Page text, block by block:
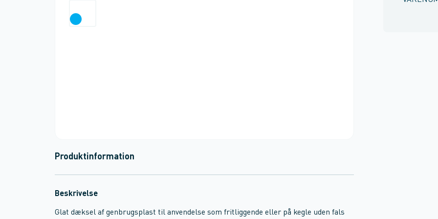
Produktinformation
Beskrivelse
Glat dæksel af genbrugsplast til anvendelse som fritliggende eller på kegle uden fals